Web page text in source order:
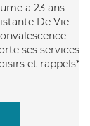
a 23 ans
De Vie
ses services
et rappels*